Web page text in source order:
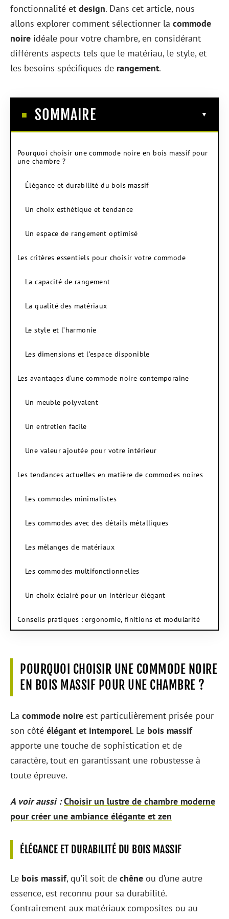
fonctionnalité et design. Dans cet article, nous
allons explorer comment sélectionner la commode
noire idéale pour votre chambre, en considérant
différents aspects tels que le matériau, le style, et
les besoins spécifiques de rangement.
SOMMAIRE
Pourquoi choisir une commode noire en bois massif pour
une chambre ?
Élégance et durabilité du bois massif
Un choix esthétique et tendance
Un espace de rangement optimisé
Les critères essentiels pour choisir votre commode
La capacité de rangement
La qualité des matériaux
Le style et l’harmonie
Les dimensions et l’espace disponible
Les avantages d’une commode noire contemporaine
Un meuble polyvalent
Un entretien facile
Une valeur ajoutée pour votre intérieur
Les tendances actuelles en matière de commodes noires
Les commodes minimalistes
Les commodes avec des détails métalliques
Les mélanges de matériaux
Les commodes multifonctionnelles
Un choix éclairé pour un intérieur élégant
Conseils pratiques : ergonomie, finitions et modularité
POURQUOI CHOISIR UNE COMMODE NOIRE
EN BOIS MASSIF POUR UNE CHAMBRE ?
La commode noire est particulièrement prisée pour
son côté élégant et intemporel. Le bois massif
apporte une touche de sophistication et de
caractère, tout en garantissant une robustesse à
toute épreuve.
A voir aussi : Choisir un lustre de chambre moderne
pour créer une ambiance élégante et zen
ÉLÉGANCE ET DURABILITÉ DU BOIS MASSIF
Le bois massif, qu’il soit de chêne ou d’une autre
essence, est reconnu pour sa durabilité.
Contrairement aux matériaux composites ou au